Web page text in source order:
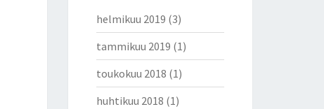
helmikuu 2019 (3)
tammikuu 2019 (1)
toukokuu 2018 (1)
huhtikuu 2018 (1)